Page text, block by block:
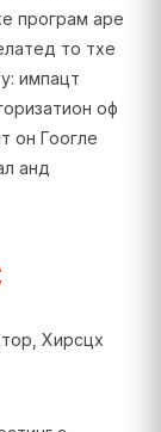
програм аре
то тхе
импацт
оф
он Гоогле
анд
Хирсцх